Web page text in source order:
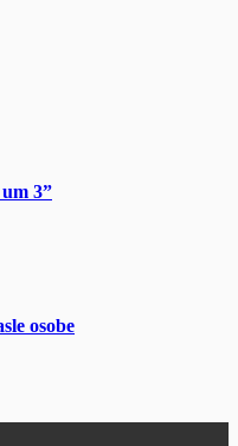
3”
osobe